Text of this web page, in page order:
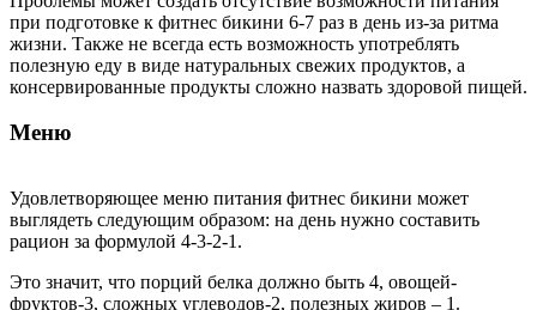
при подготовке к фитнес бикини 6-7 раз в день из-за ритма
жизни. Также не всегда есть возможность употреблять
полезную еду в виде натуральных свежих продуктов, а
консервированные продукты сложно назвать здоровой пищей.
Меню
Удовлетворяющее меню питания фитнес бикини может
выглядеть следующим образом: на день нужно составить
рацион за формулой 4-3-2-1.
Это значит, что порций белка должно быть 4, овощей-
фруктов-3, сложных углеводов-2, полезных жиров – 1.